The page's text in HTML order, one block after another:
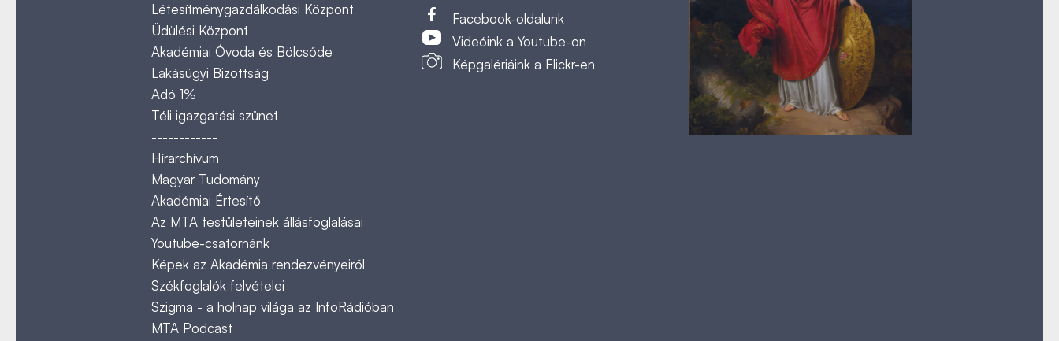
Létesítménygazdálkodási Központ
Üdülési Központ
Akadémiai Óvoda és Bölcsőde
Lakásügyi Bizottság
Adó 1%
Téli igazgatási szünet
------------
Hírarchívum
Magyar Tudomány
Akadémiai Értesítő
Az MTA testületeinek állásfoglalásai
Youtube-csatornánk
Képek az Akadémia rendezvényeiről
Székfoglalók felvételei
Szigma - a holnap világa az InfoRádióban
MTA Podcast
Facebook-oldalunk
Videóink a Youtube-on
Képgalériáink a Flickr-en